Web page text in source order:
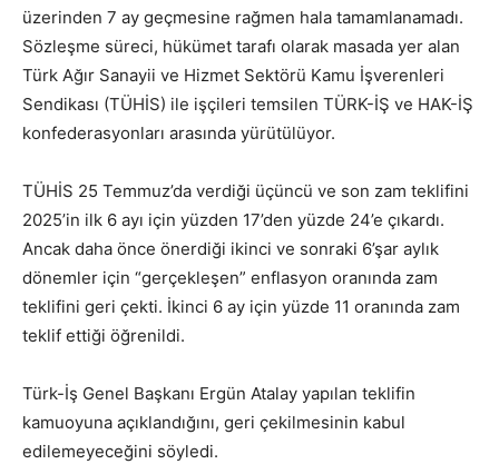
üzerinden 7 ay geçmesine rağmen hala tamamlanamadı.
Sözleşme süreci, hükümet tarafı olarak masada yer alan
Türk Ağır Sanayii ve Hizmet Sektörü Kamu İşverenleri
Sendikası (TÜHİS) ile işçileri temsilen TÜRK-İŞ ve HAK-İŞ
konfederasyonları arasında yürütülüyor.
TÜHİS 25 Temmuz’da verdiği üçüncü ve son zam teklifini
2025’in ilk 6 ayı için yüzden 17’den yüzde 24’e çıkardı.
Ancak daha önce önerdiği ikinci ve sonraki 6’şar aylık
dönemler için “gerçekleşen” enflasyon oranında zam
teklifini geri çekti. İkinci 6 ay için yüzde 11 oranında zam
teklif ettiği öğrenildi.
Türk-İş Genel Başkanı Ergün Atalay yapılan teklifin
kamuoyuna açıklandığını, geri çekilmesinin kabul
edilemeyeceğini söyledi.